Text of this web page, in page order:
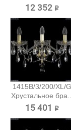
Bohemia...
12 352 ₽
1415B/3/200/XL/G
Хрустальное бра...
15 401 ₽